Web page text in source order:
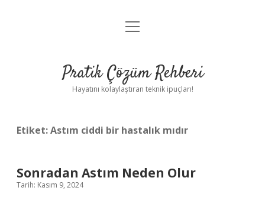
Anasayfa
Yasal Uyarı
menüyü
Pratik Çözüm Rehberi
Hayatını kolaylaştıran teknik ipuçları!
Etiket:Astım ciddi bir hastalık mıdır
Sonradan Astım Neden Olur
Tarih: Kasım 9, 2024